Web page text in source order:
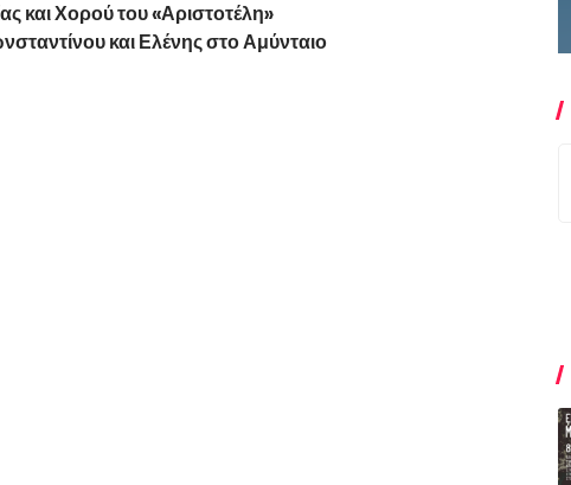
και Χορού του «Αριστοτέλη»
και Ελένης στο Αμύνταιο